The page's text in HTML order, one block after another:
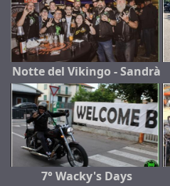
Notte del Vikingo - Sandrà
7° Wacky's Days